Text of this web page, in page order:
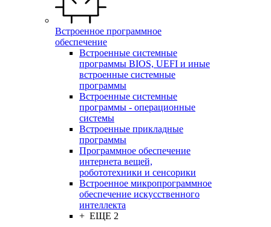
Встроенное программное
обеспечение
Встроенные системные
программы BIOS, UEFI и иные
встроенные системные
программы
Встроенные системные
программы - операционные
системы
Встроенные прикладные
программы
Программное обеспечение
интернета вещей,
робототехники и сенсорики
Встроенное микропрограммное
обеспечение искусственного
интеллекта
+ ЕЩЕ 2